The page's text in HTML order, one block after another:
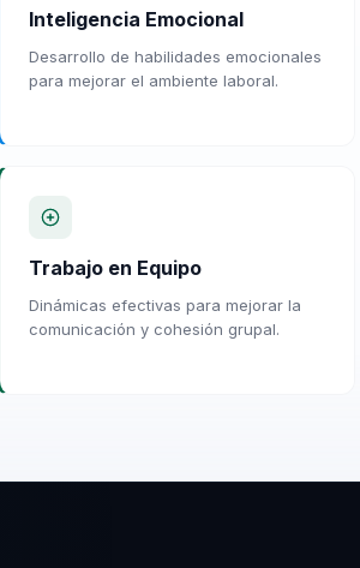
Inteligencia Emocional
Desarrollo de habilidades emocionales
para mejorar el ambiente laboral.
Trabajo en Equipo
Dinámicas efectivas para mejorar la
comunicación y cohesión grupal.